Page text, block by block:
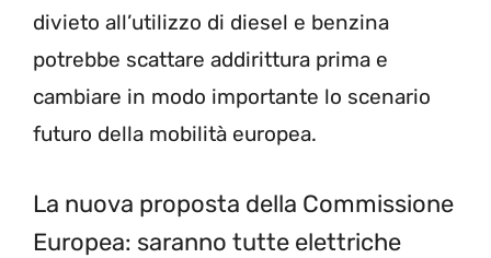
divieto all’utilizzo di diesel e benzina
potrebbe scattare addirittura prima e
cambiare in modo importante lo scenario
futuro della mobilità europea.
La nuova proposta della Commissione
Europea: saranno tutte elettriche